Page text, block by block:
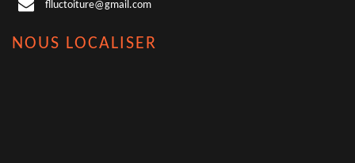
flluctoiture@gmail.com
NOUS LOCALISER